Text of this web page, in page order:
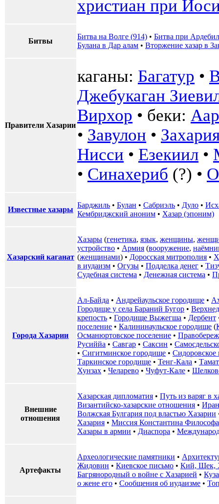
христиан при
Битвы
Битва на Волге (914) • Битва при
Булана в Дар алам • Вторжение хазар в
Правители Хазарии
каганы: Багатур •
Джебукаган
Вирхор • беки:
• Завулон •
Нисси • Езекиил •
• Синахериб (?) •
Известные хазары
Барджиль • Булан • Сабриэль • Дуло •
Кембриджский аноним • Хазар (эпоним)
Хазарский каганат
Хазары (генетика, язык, женщины,
устройство • Армия (вооружение,
(женщинами) • Доросская митрополия •
в иудаизм • Огузы • Подделка денег •
Судебная система • Денежная система •
Города Хазарии
Ал-Байда • Андрейаульское городище •
Городище у села Бараний Бугор •
крепость • Городище Выжегша • Дербент
поселение • Калининаульское городище (
Османюртовское поселение •
Русиййа • Савгар • Саксин •
• Сигитминское городище • Сидоровское
Таркинское городище • Тенг-Кала •
Хунзах • Челарево • Чуфут-Кале •
Внешние
отношения
Хазарская дипломатия • Путь из варяг в
Византийско-хазарские отношения •
Волжская Булгария под властью Хазарии
Хазария • Миссия Константина Философа
Хазары в армии • Диаспора •
Артефакты
Археологические памятники •
Жидовин • Киевское письмо • Кий, Щек,
Багрянородный о войне с Хазарией •
о жене его • Сообщения об иудаизме •